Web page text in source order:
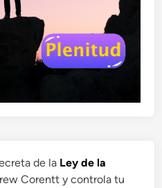
de la Ley de la
Corentt y controla tu